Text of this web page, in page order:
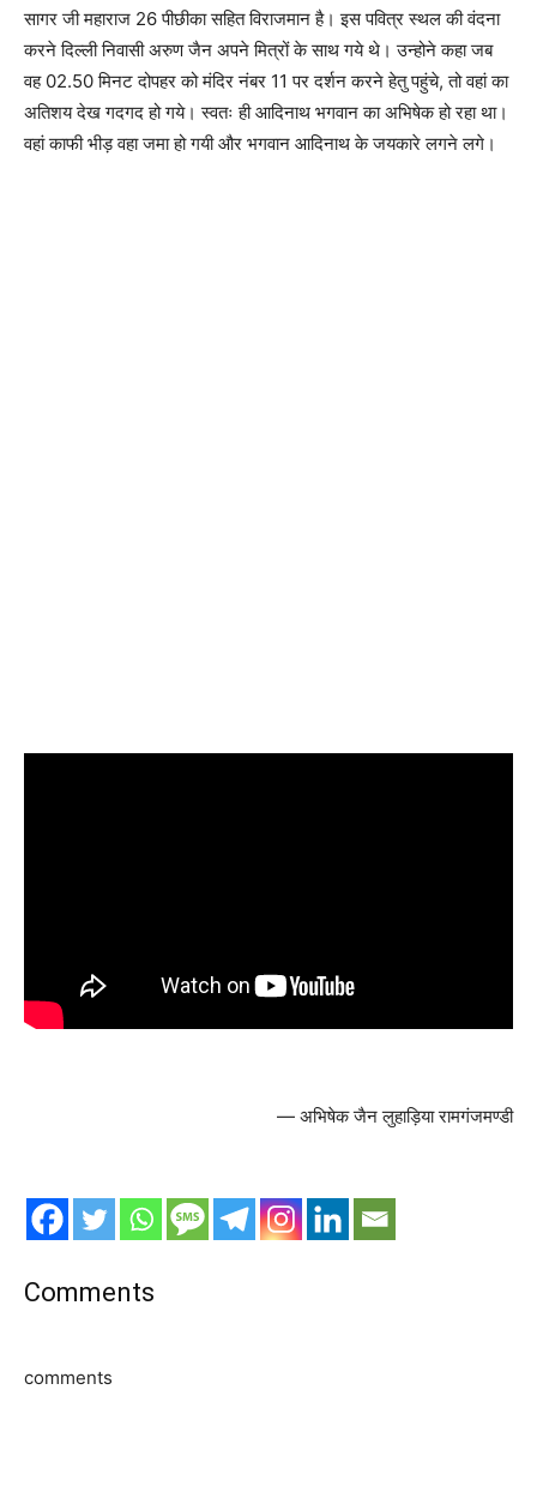
सागर जी महाराज 26 पीछीका सहित विराजमान है। इस पवित्र स्थल की वंदना
करने दिल्ली निवासी अरुण जैन अपने मित्रों के साथ गये थे। उन्होने कहा जब
वह 02.50 मिनट दोपहर को मंदिर नंबर 11 पर दर्शन करने हेतु पहुंचे, तो वहां का
अतिशय देख गदगद हो गये। स्वतः ही आदिनाथ भगवान का अभिषेक हो रहा था।
वहां काफी भीड़ वहा जमा हो गयी और भगवान आदिनाथ के जयकारे लगने लगे।
— अभिषेक जैन लुहाड़िया रामगंजमण्डी
Comments
comments